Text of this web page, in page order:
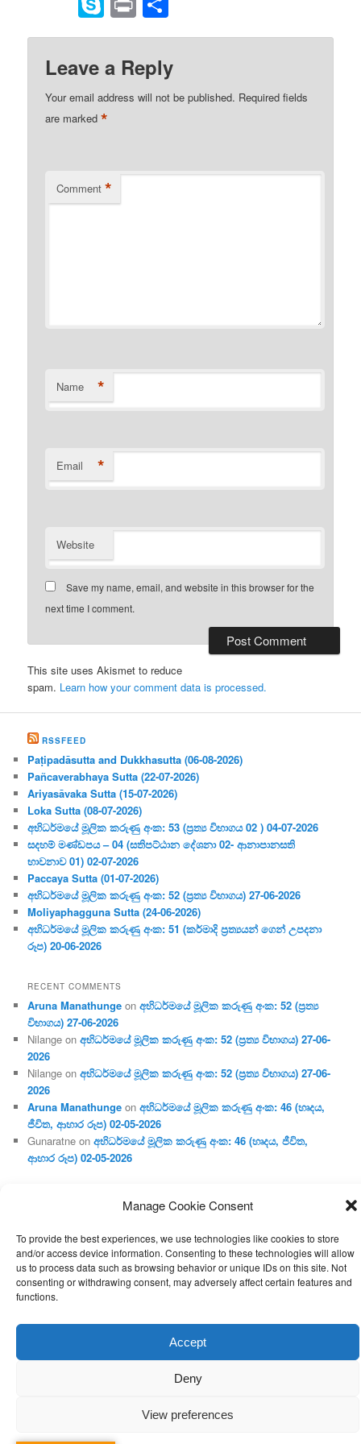
Manage Cookie Consent
To provide the best experiences, we use technologies like cookies to store
and/or access device information. Consenting to these technologies will allow
us to process data such as browsing behavior or unique IDs on this site. Not
consenting or withdrawing consent, may adversely affect certain features and
functions.
Accept
Deny
View preferences
Kindle
Leave a Reply
Your email address will not be published. Required fields
are marked*
Comment *
Name *
Email *
Website
Save my name, email, and website in this browser for the
next time I comment.
This site uses Akismet to reduce
spam. Learn how your comment data is processed.
RSSFEED
Paṭipadāsutta and Dukkhasutta (06-08-2026)
Pañcaverabhaya Sutta (22-07-2026)
Ariyasāvaka Sutta (15-07-2026)
Loka Sutta (08-07-2026)
අභිධර්මයේ මූලික කරුණු අංක: 53 (ප්‍ර‍ත්‍ය විභාගය 02 ) 04-07-2026
සදහම් මණ්ඩපය – 04 (සතිපට්ඨාන දේශනා 02- ආනාපානසති
භාවනාව 01) 02-07-2026
Paccaya Sutta (01-07-2026)
අභිධර්මයේ මූලික කරුණු අංක: 52 (ප්‍ර‍ත්‍ය විභාගය) 27-06-2026
Moliyaphagguna Sutta (24-06-2026)
අභිධර්මයේ මූලික කරුණු අංක: 51 (කර්මාදි ප්‍ර‍ත්‍යයන් ගෙන් උපදනා
රූප) 20-06-2026
RECENT COMMENTS
Aruna Manathunge onඅභිධර්මයේ මූලික කරුණු අංක: 52 (ප්‍ර‍ත්‍ය
විභාගය) 27-06-2026
Nilange onඅභිධර්මයේ මූලික කරුණු අංක: 52 (ප්‍ර‍ත්‍ය විභාගය) 27-06-
2026
Nilange onඅභිධර්මයේ මූලික කරුණු අංක: 52 (ප්‍ර‍ත්‍ය විභාගය) 27-06-
2026
Aruna Manathunge onඅභිධර්මයේ මූලික කරුණු අංක: 46 (හෘදය,
ජීවිත, ආහාර රූප) 02-05-2026
Gunaratne onඅභිධර්මයේ මූලික කරුණු අංක: 46 (හෘදය, ජීවිත,
ආහාර රූප) 02-05-2026
Proudly powered by WordPress